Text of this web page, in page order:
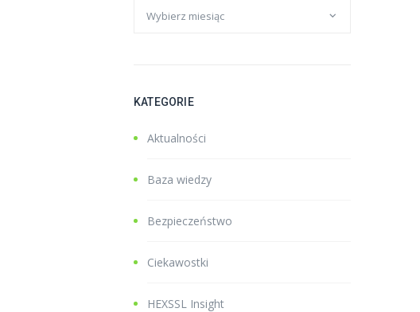
KATEGORIE
Aktualności
Baza wiedzy
Bezpieczeństwo
Ciekawostki
HEXSSL Insight